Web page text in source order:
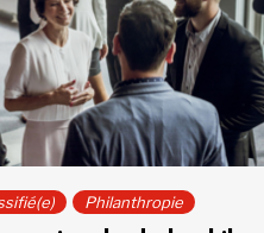
Philanthropie